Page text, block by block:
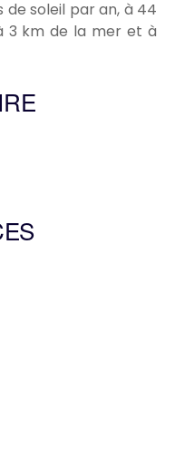
de soleil par an, à 44
3 km de la mer et à